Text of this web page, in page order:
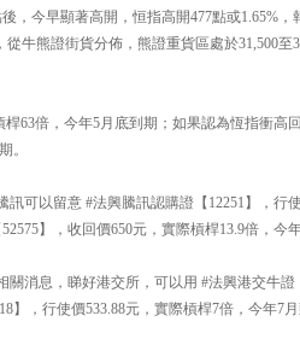
，今早顯著高開，恒指高開477點或1.65%，
牛熊證街貨分佈，熊證重貨區處於31,500至
63倍，今年5月底到期；如果認為恆指衝高
。
可以留意 #法興騰訊認購證【12251】，行
】，收回價650元，實際槓桿13.9倍，今年
消息，睇好港交所，可以用 #法興港交牛證
，行使價533.88元，實際槓桿7倍，今年7月